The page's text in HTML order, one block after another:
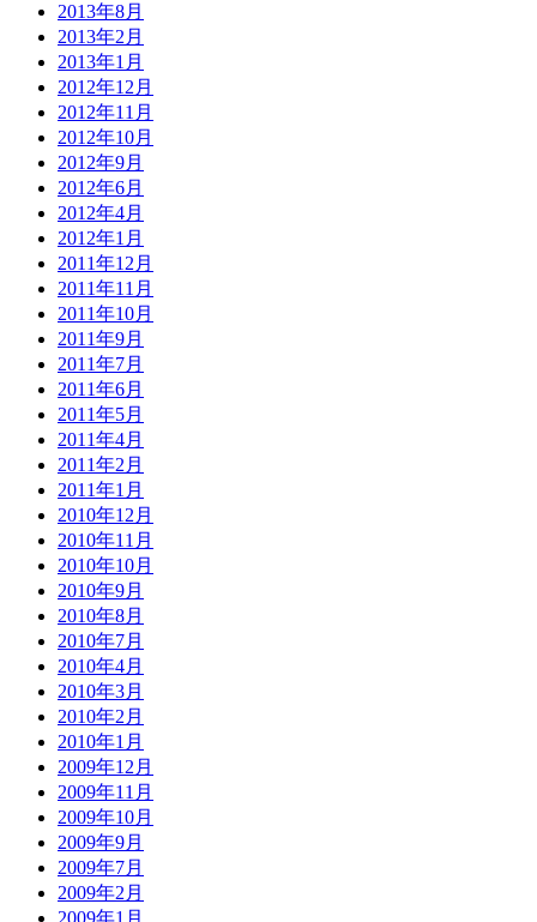
2013年8月
2013年2月
2013年1月
2012年12月
2012年11月
2012年10月
2012年9月
2012年6月
2012年4月
2012年1月
2011年12月
2011年11月
2011年10月
2011年9月
2011年7月
2011年6月
2011年5月
2011年4月
2011年2月
2011年1月
2010年12月
2010年11月
2010年10月
2010年9月
2010年8月
2010年7月
2010年4月
2010年3月
2010年2月
2010年1月
2009年12月
2009年11月
2009年10月
2009年9月
2009年7月
2009年2月